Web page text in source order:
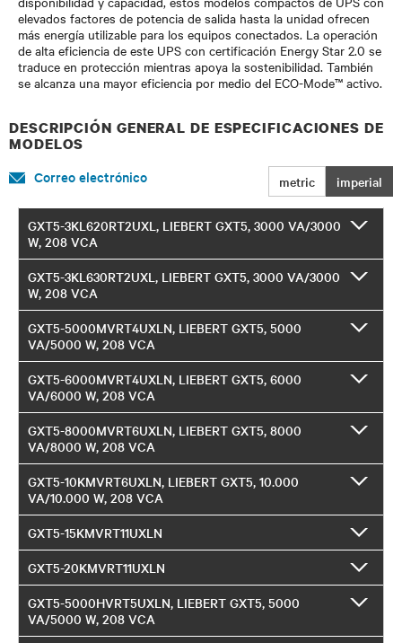
elevados factores de potencia de salida hasta la unidad ofrecen
más energía utilizable para los equipos conectados. La operación
de alta eficiencia de este UPS con certificación Energy Star 2.0 se
traduce en protección mientras apoya la sostenibilidad. También
se alcanza una mayor eficiencia por medio del ECO-Mode™ activo.
DESCRIPCIÓN GENERAL DE ESPECIFICACIONES DE
MODELOS
metric imperial
Correo electrónico
GXT5-3KL620RT2UXL, LIEBERT GXT5, 3000 VA/3000
W, 208 VCA
GXT5-3KL630RT2UXL, LIEBERT GXT5, 3000 VA/3000
W, 208 VCA
GXT5-5000MVRT4UXLN, LIEBERT GXT5, 5000
VA/5000 W, 208 VCA
GXT5-6000MVRT4UXLN, LIEBERT GXT5, 6000
VA/6000 W, 208 VCA
GXT5-8000MVRT6UXLN, LIEBERT GXT5, 8000
VA/8000 W, 208 VCA
GXT5-10KMVRT6UXLN, LIEBERT GXT5, 10.000
VA/10.000 W, 208 VCA
GXT5-15KMVRT11UXLN
GXT5-20KMVRT11UXLN
GXT5-5000HVRT5UXLN, LIEBERT GXT5, 5000
VA/5000 W, 208 VCA